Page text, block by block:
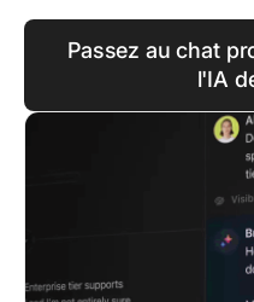
Passez au chat
l'IA